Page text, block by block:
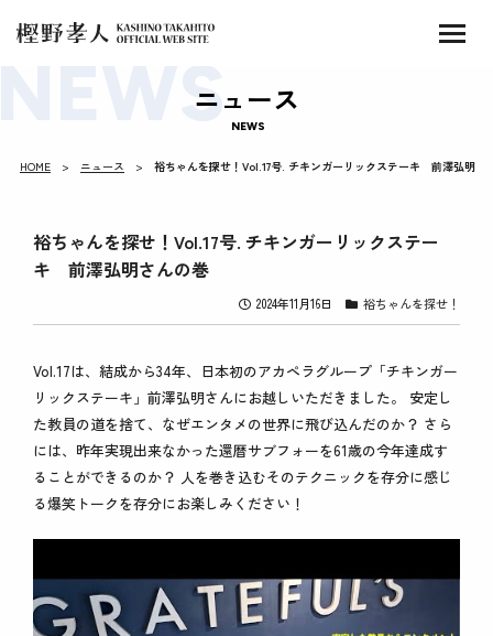
ニュース
NEWS
HOME ニュース 裕ちゃんを探せ！Vol.17号. チキンガーリックステーキ 前澤弘明さ
裕ちゃんを探せ！Vol.17号. チキンガーリックステー
キ 前澤弘明さんの巻
2024年11月16日 裕ちゃんを探せ！
Vol.17は、結成から34年、日本初のアカペラグループ「チキンガー
リックステーキ」前澤弘明さんにお越しいただきました。 安定し
た教員の道を捨て、なぜエンタメの世界に飛び込んだのか？ さら
には、昨年実現出来なかった還暦サブフォーを61歳の今年達成す
ることができるのか？ 人を巻き込むそのテクニックを存分に感じ
る爆笑トークを存分にお楽しみください！